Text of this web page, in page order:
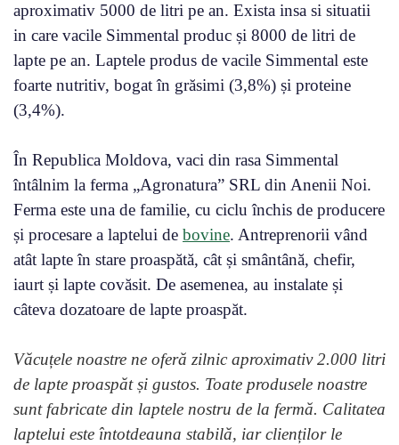
aproximativ 5000 de litri pe an. Exista insa si situatii
in care vacile Simmental produc și 8000 de litri de
lapte pe an. Laptele produs de vacile Simmental este
foarte nutritiv, bogat în grăsimi (3,8%) și proteine
(3,4%).
În Republica Moldova, vaci din rasa Simmental
întâlnim la ferma „Agronatura” SRL din Anenii Noi.
Ferma este una de familie, cu ciclu închis de producere
și procesare a laptelui de bovine. Antreprenorii vând
atât lapte în stare proaspătă, cât și smântână, chefir,
iaurt și lapte covăsit. De asemenea, au instalate și
câteva dozatoare de lapte proaspăt.
Văcuțele noastre ne oferă zilnic aproximativ 2.000 litri
de lapte proaspăt și gustos. Toate produsele noastre
sunt fabricate din laptele nostru de la fermă. Calitatea
laptelui este întotdeauna stabilă, iar clienților le